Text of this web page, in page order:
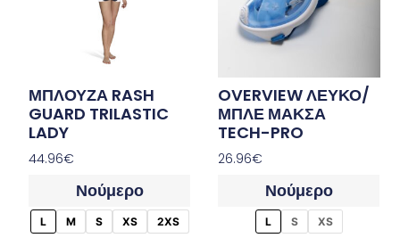
ΜΠΛΟΥΖΑ RASH
GUARD TRILASTIC
LADY
44.96€
Νούμερο
L M S XS 2XS
OVERVIEW ΛΕΥΚΟ/
ΜΠΛΕ ΜΑΚΣΑ
TECH-PRO
26.96€
Νούμερο
L S XS